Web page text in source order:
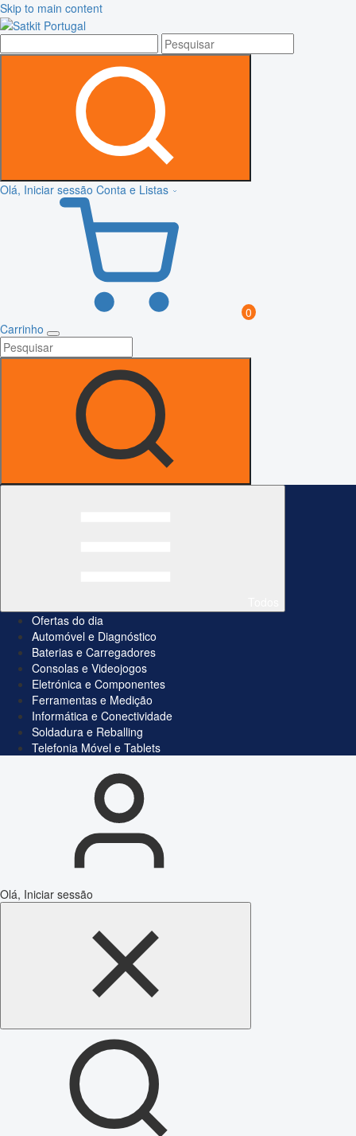
Skip to main content
Olá, Iniciar sessão Conta e Listas
0
Carrinho
Ofertas do dia
Automóvel e Diagnóstico
Baterias e Carregadores
Consolas e Videojogos
Eletrónica e Componentes
Ferramentas e Medição
Informática e Conectividade
Soldadura e Reballing
Telefonia Móvel e Tablets
Olá, Iniciar sessão